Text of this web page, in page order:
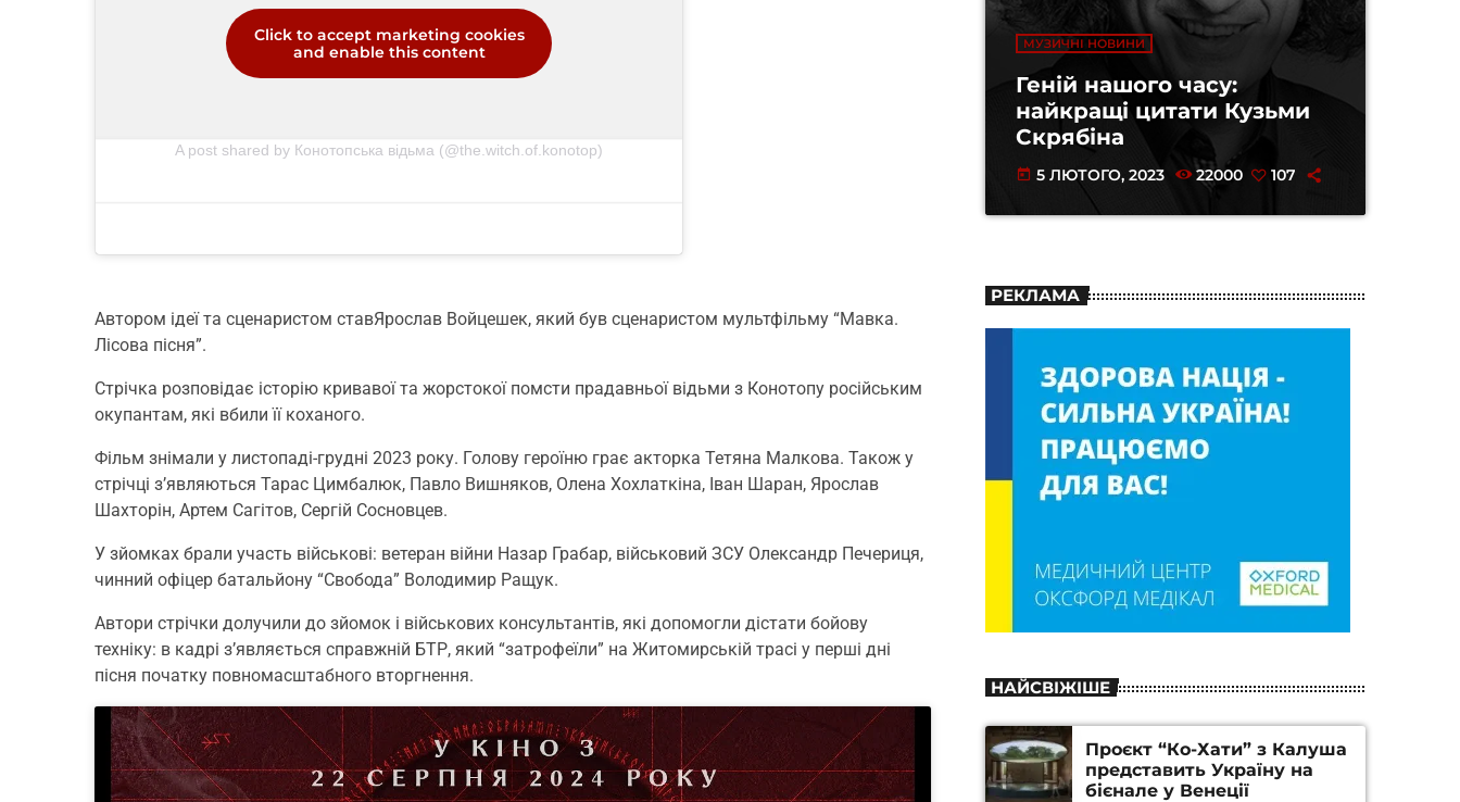
A post shared by Конотопська відьма (@the.witch.of.konotop)
Click to accept marketing cookies
and enable this content
Автором ідеї та сценаристом ставЯрослав Войцешек, який був сценаристом мультфільму “Мавка.
Лісова пісня”.
Стрічка розповідає історію кривавої та жорстокої помсти прадавньої відьми з Конотопу російським
окупантам, які вбили її коханого.
Фільм знімали у листопаді-грудні 2023 року. Голову героїню грає акторка Тетяна Малкова. Також у
стрічці з’являються Тарас Цимбалюк, Павло Вишняков, Олена Хохлаткіна, Іван Шаран, Ярослав
Шахторін, Артем Сагітов, Сергій Сосновцев.
У зйомках брали участь військові: ветеран війни Назар Грабар, військовий ЗСУ Олександр Печериця,
чинний офіцер батальйону “Свобода” Володимир Ращук.
Автори стрічки долучили до зйомок і військових консультантів, які допомогли дістати бойову
техніку: в кадрі з’являється справжній БТР, який “затрофеїли” на Житомирській трасі у перші дні
пісня початку повномасштабного вторгнення.
МУЗИЧНІ НОВИНИ
Геній нашого часу:
найкращі цитати Кузьми
Скрябіна
today 5 ЛЮТОГО, 2023 22000 107
РЕКЛАМА
НАЙСВІЖІШЕ
Проєкт “Ко-Хати” з Калуша
представить Україну на
бієнале у Венеції